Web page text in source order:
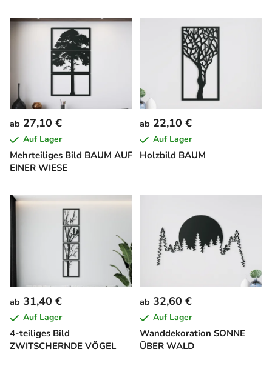
Mehrteiliges Bild BAUM AUF
EINER WIESE
ab 27,10 €
Auf Lager
Holzbild BAUM
ab 22,10 €
Auf Lager
4-teiliges Bild
ZWITSCHERNDE VÖGEL
ab 31,40 €
Auf Lager
Wanddekoration SONNE
ÜBER WALD
ab 32,60 €
Auf Lager